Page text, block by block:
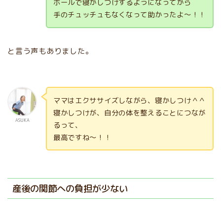
ボールで寝かしつけするようになってから
手のチュッチュもなくなって助かったよ〜！！
と言う声もありました。
ASUKA
ママはエクササイズしながら、寝かしつけ＾＾
寝かしつけが、自分の体を整えることにつなが
るって、
最高ですね〜！！
産後の関節への負担が少ない